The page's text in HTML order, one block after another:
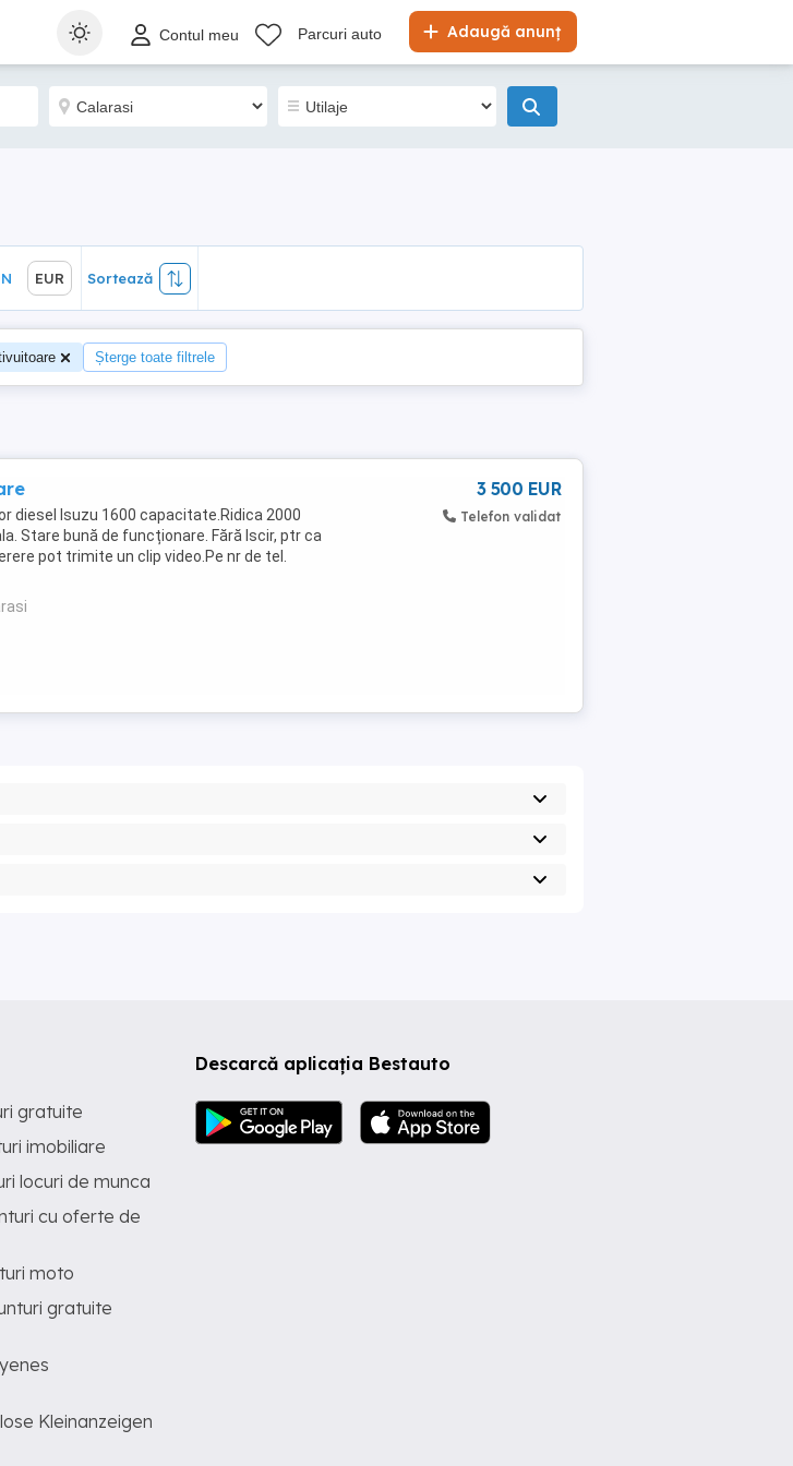
Adaugă anunț
Contul meu Parcuri auto
Sortează
EUR Sortează
Șterge toate filtrele
diesel Isuzu 1600 capacitate.Ridica 2000
Stare bună de funcționare. Fără Iscir, ptr ca
pot trimite un clip video.Pe nr de tel.
3 500 EUR
Telefon validat
Descarcă aplicația Bestauto
gratuite
imobiliare
locuri de munca
cu oferte de
moto
gratuite
Kleinanzeigen